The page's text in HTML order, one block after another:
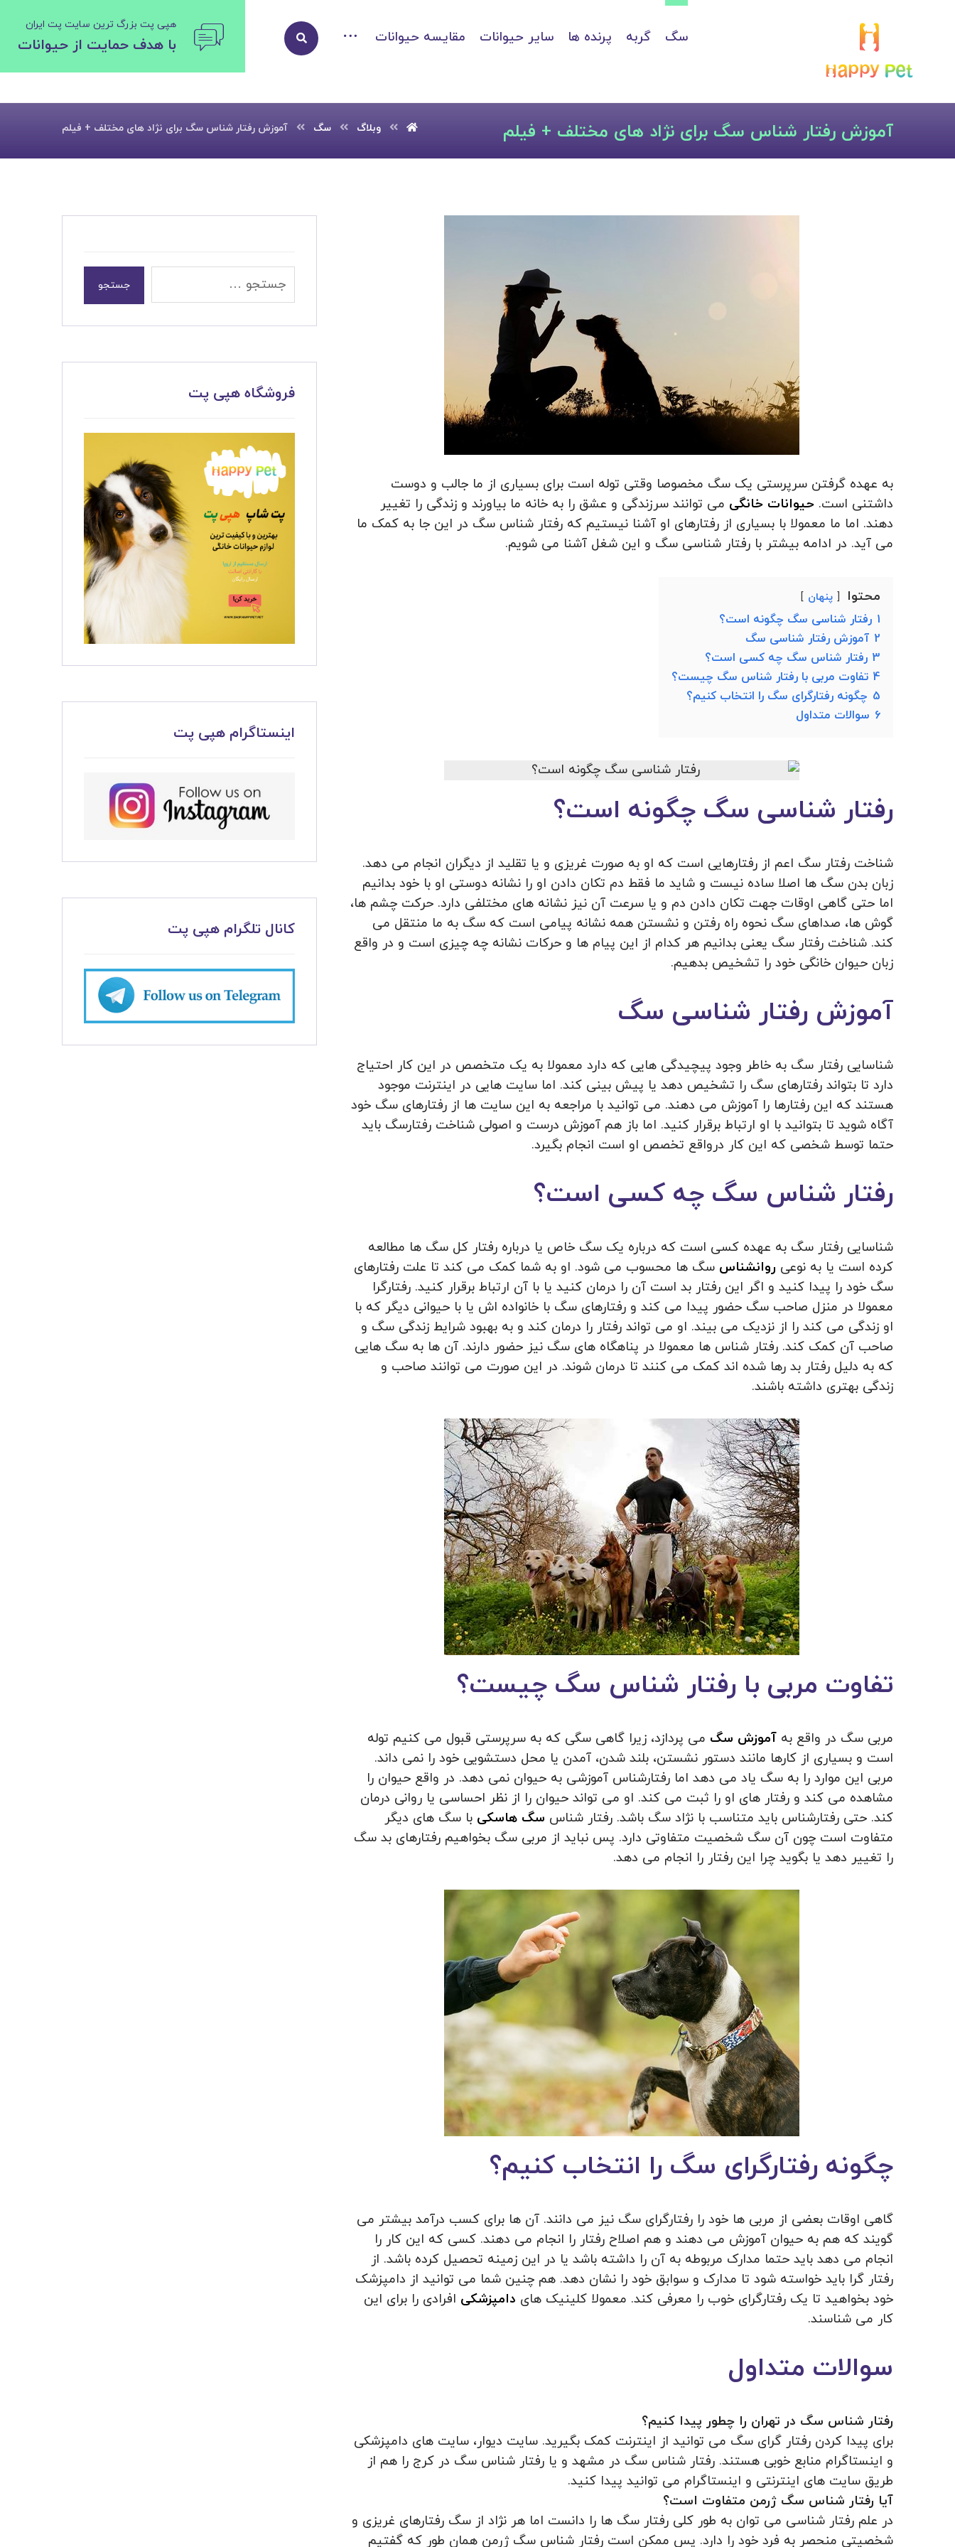
هپی پت بزرگ ترین سایت پت ایران
با هدف حمایت از حیوانات سگ گربه پرنده ها سایر حیوانات مقایسه حیوانات
آموزش رفتار شناس سگ برای نژاد های مختلف + فیلم وبلاگ سگ آموزش رفتار شناس سگ برای نژاد های مختلف + فیلم
به عهده گرفتن سرپرستی یک سگ مخصوصا وقتی توله است برای بسیاری از ما جالب و دوست
داشتنی است. حیوانات خانگی می توانند سرزندگی و عشق را به خانه ما بیاورند و زندگی را تغییر
دهند. اما ما معمولا با بسیاری از رفتارهای او آشنا نیستیم که رفتار شناس سگ در این جا به کمک ما
می آید. در ادامه بیشتر با رفتار شناسی سگ و این شغل آشنا می شویم.
محتوا پنهان
1 رفتار شناسی سگ چگونه است؟
2 آموزش رفتار شناسی سگ
3 رفتار شناس سگ چه کسی است؟
4 تفاوت مربی با رفتار شناس سگ چیست؟
5 چگونه رفتارگرای سگ را انتخاب کنیم؟
6 سوالات متداول
رفتار شناسی سگ چگونه است؟
شناخت رفتار سگ اعم از رفتارهایی است که او به صورت غریزی و یا تقلید از دیگران انجام می دهد.
زبان بدن سگ ها اصلا ساده نیست و شاید ما فقط دم تکان دادن او را نشانه دوستی او با خود بدانیم
اما حتی گاهی اوقات جهت تکان دادن دم و یا سرعت آن نیز نشانه های مختلفی دارد. حرکت چشم ها،
گوش ها، صداهای سگ نحوه راه رفتن و نشستن همه نشانه پیامی است که سگ به ما منتقل می
کند. شناخت رفتار سگ یعنی بدانیم هر کدام از این پیام ها و حرکات نشانه چه چیزی است و در واقع
زبان حیوان خانگی خود را تشخیص بدهیم.
آموزش رفتار شناسی سگ
شناسایی رفتار سگ به خاطر وجود پیچیدگی هایی که دارد معمولا به یک متخصص در این کار احتیاج
دارد تا بتواند رفتارهای سگ را تشخیص دهد یا پیش بینی کند. اما سایت هایی در اینترنت موجود
هستند که این رفتارها را آموزش می دهند. می توانید با مراجعه به این سایت ها از رفتارهای سگ خود
آگاه شوید تا بتوانید با او‌ ارتباط برقرار کنید. اما باز هم آموزش درست و اصولی شناخت رفتارسگ باید
حتما توسط شخصی که این کار درواقع تخصص او است انجام بگیرد.
رفتار شناس سگ چه کسی است؟
شناسایی رفتار سگ به عهده کسی است که درباره یک سگ خاص یا درباره رفتار کل سگ ها مطالعه
کرده است یا به نوعی روانشناس سگ ها محسوب می شود. او به شما کمک می کند تا علت رفتارهای
سگ خود را پیدا کنید و اگر این رفتار بد است آن را درمان کنید یا با آن ارتباط برقرار کنید. رفتارگرا
معمولا در منزل صاحب سگ حضور پیدا می کند و رفتارهای سگ با خانواده اش یا با حیوانی دیگر که با
او زندگی می کند را از نزدیک می بیند. او می تواند رفتار را درمان کند و به بهبود شرایط زندگی سگ و
صاحب آن کمک کند. رفتار شناس ها معمولا در پناهگاه های سگ نیز حضور دارند. آن ها به سگ هایی
که به دلیل رفتار بد رها شده اند کمک می کنند تا درمان شوند. در این صورت می توانند صاحب و
زندگی بهتری داشته باشند.
تفاوت مربی با رفتار شناس سگ چیست؟
مربی سگ در واقع به آموزش سگ می پردازد، زیرا گاهی سگی که به سرپرستی قبول می کنیم توله
است و بسیاری از کارها مانند دستور نشستن، بلند شدن، آمدن یا محل دستشویی خود را نمی داند.
مربی این موارد را به سگ یاد می دهد اما رفتارشناس آموزشی به حیوان نمی دهد. در واقع حیوان را
مشاهده می کند و رفتار های او را ثبت می کند. او می تواند حیوان را از نظر احساسی یا روانی درمان
کند. حتی رفتارشناس باید متناسب با نژاد سگ باشد. رفتار شناس سگ هاسکی با سگ های دیگر
متفاوت است چون آن سگ شخصیت متفاوتی دارد. پس نباید از مربی سگ بخواهیم رفتارهای بد سگ
را تغییر دهد یا بگوید چرا این رفتار را انجام می دهد.
چگونه رفتارگرای سگ را انتخاب کنیم؟
گاهی اوقات بعضی از مربی ها خود را رفتارگرای سگ نیز می دانند. آن ها برای کسب درآمد بیشتر می
گویند که هم به حیوان آموزش می دهند و هم اصلاح رفتار را انجام می دهند. کسی که این کار را
انجام می دهد باید حتما مدارک مربوطه به آن را داشته باشد یا در این زمینه تحصیل کرده باشد. از
رفتار گرا باید خواسته شود تا مدارک و سوابق خود را نشان دهد. هم چنین شما می توانید از دامپزشک
خود بخواهید تا یک رفتارگرای خوب را معرفی کند. معمولا کلینیک های دامپزشکی افرادی را برای این
کار می شناسند.
سوالات متداول
رفتار شناس سگ در تهران را چطور پیدا کنیم؟
برای پیدا کردن رفتار گرای سگ می توانید از اینترنت کمک بگیرید. سایت دیوار، سایت های دامپزشکی
و اینستاگرام منابع خوبی هستند. رفتار شناس سگ در مشهد و یا رفتار شناس سگ در کرج را هم از
طریق سایت های اینترنتی و اینستاگرام می توانید پیدا کنید.
آیا رفتار شناس سگ ژرمن متفاوت است؟
در علم رفتار شناسی می توان به طور کلی رفتار سگ ها را دانست اما هر نژاد از سگ رفتارهای غریزی و
شخصیتی منحصر به فرد خود را دارد. پس ممکن است رفتار شناس سگ ژرمن همان طور که گفتیم
جستجو
فروشگاه هپی پت
اینستاگرام هپی پت
کانال تلگرام هپی پت